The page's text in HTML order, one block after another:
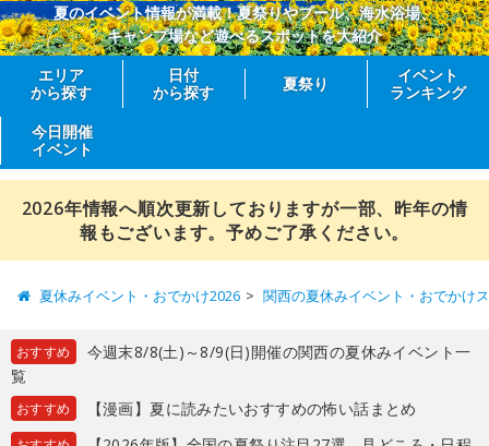
夏のイベント情報が満載！夏祭りやプール、海水浴場、
キャンプ場など遊べるスポットを大紹介
エリア
から探す
日付
から探す
夏祭り
イベント
ランキング
今日開催
イベント
2026年情報へ順次更新しておりますが一部、昨年の情
報もございます。予めご了承ください。
夏休みイベント・おでかけ2026 関西の夏休みイベント・おでかけ
おすすめ
今週末8/8(土)～8/9(日)開催の関西の夏休みイベント一
覧
おすすめ 【漫画】夏に読みたいおすすめの怖い話まとめ